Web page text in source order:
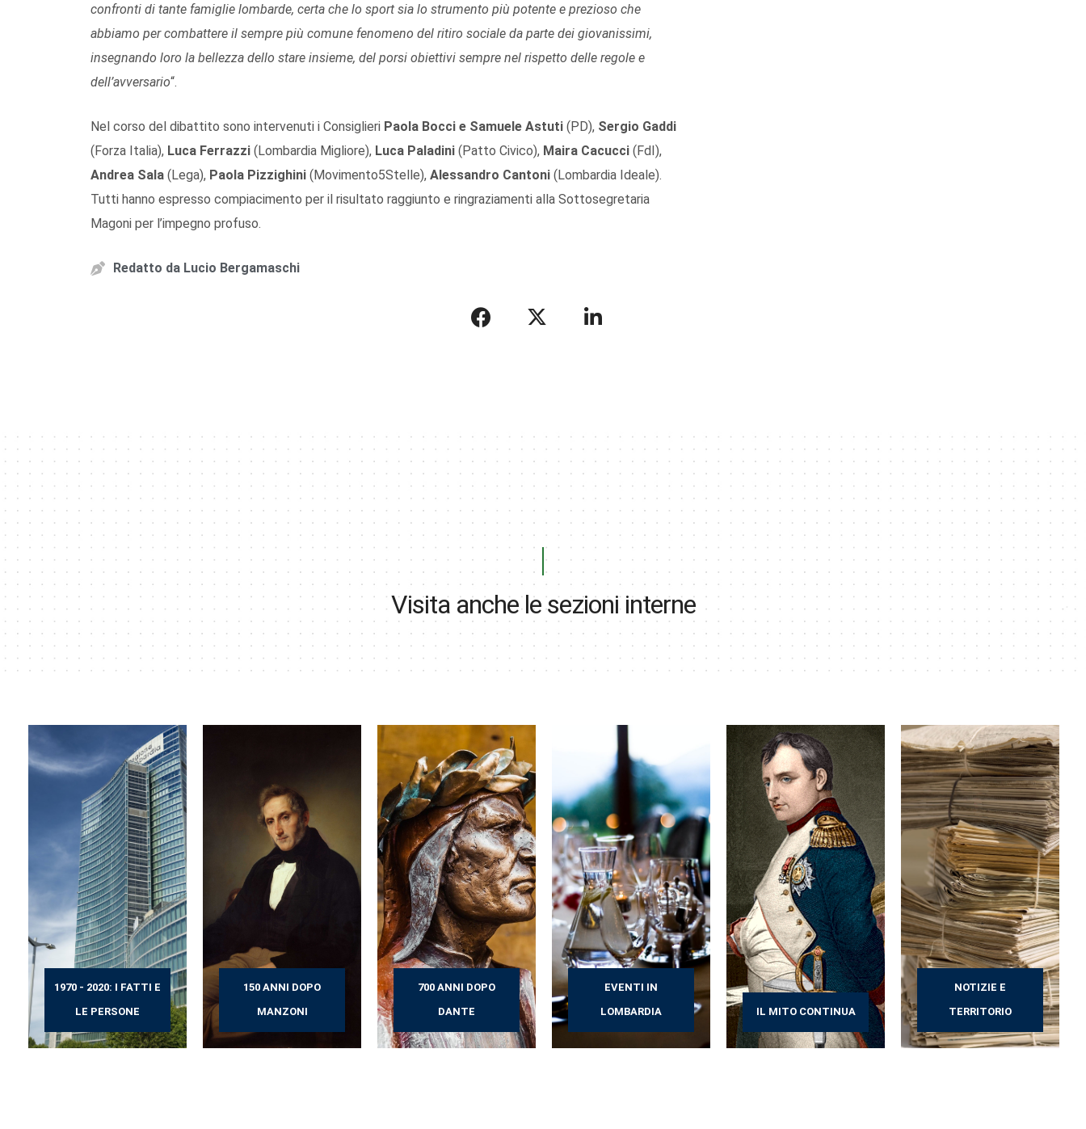
confronti di tante famiglie lombarde, certa che lo sport sia lo strumento più potente e prezioso che
abbiamo per combattere il sempre più comune fenomeno del ritiro sociale da parte dei giovanissimi,
insegnando loro la bellezza dello stare insieme, del porsi obiettivi sempre nel rispetto delle regole e
dell’avversario“.
Nel corso del dibattito sono intervenuti i Consiglieri Paola Bocci e Samuele Astuti (PD), Sergio Gaddi
(Forza Italia), Luca Ferrazzi (Lombardia Migliore), Luca Paladini (Patto Civico), Maira Cacucci (FdI),
Andrea Sala (Lega), Paola Pizzighini (Movimento5Stelle), Alessandro Cantoni (Lombardia Ideale).
Tutti hanno espresso compiacimento per il risultato raggiunto e ringraziamenti alla Sottosegretaria
Magoni per l’impegno profuso.
Redatto da Lucio Bergamaschi
Visita anche le sezioni interne
1970 - 2020: I FATTI E
LE PERSONE
150 ANNI DOPO
MANZONI
700 ANNI DOPO
DANTE
EVENTI IN
LOMBARDIA
IL MITO CONTINUA
NOTIZIE E
TERRITORIO